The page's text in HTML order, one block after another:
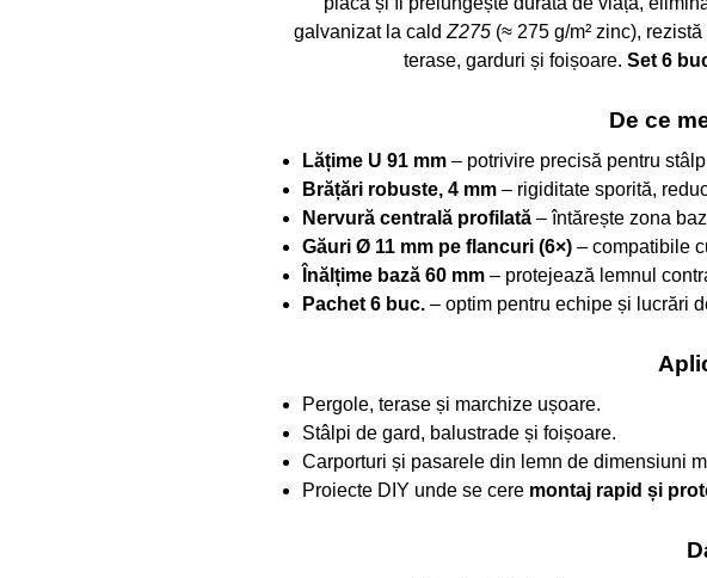
galvanizat la cald Z275 (≈ 275 g/m² zinc),
terase, garduri și foișoare. Set 6
De ce
Lățime U 91 mm – potrivire precisă pentru
Brățări robuste, 4 mm – rigiditate sporită,
Nervură centrală profilată – întărește zona
Găuri Ø 11 mm pe flancuri (6×) – compatibile
Înălțime bază 60 mm – protejează lemnul
Pachet 6 buc. – optim pentru echipe și lucrări
Pergole, terase și marchize ușoare.
Stâlpi de gard, balustrade și foișoare.
Carporturi și pasarele din lemn de dimensiuni
Proiecte DIY unde se cere montaj rapid și